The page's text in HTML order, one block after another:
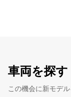
車両を探す
この機会に新モデ